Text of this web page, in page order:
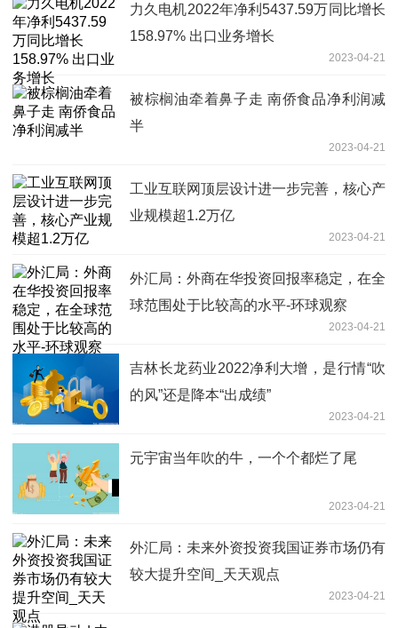
力久电机2022年净利5437.59万同比增长
158.97% 出口业务增长
2023-04-21
被棕榈油牵着鼻子走 南侨食品净利润减
半
2023-04-21
工业互联网顶层设计进一步完善，核心产
业规模超1.2万亿
2023-04-21
外汇局：外商在华投资回报率稳定，在全
球范围处于比较高的水平-环球观察
2023-04-21
吉林长龙药业2022净利大增，是行情“吹
的风”还是降本“出成绩”
2023-04-21
元宇宙当年吹的牛，一个个都烂了尾
2023-04-21
外汇局：未来外资投资我国证券市场仍有
较大提升空间_天天观点
2023-04-21